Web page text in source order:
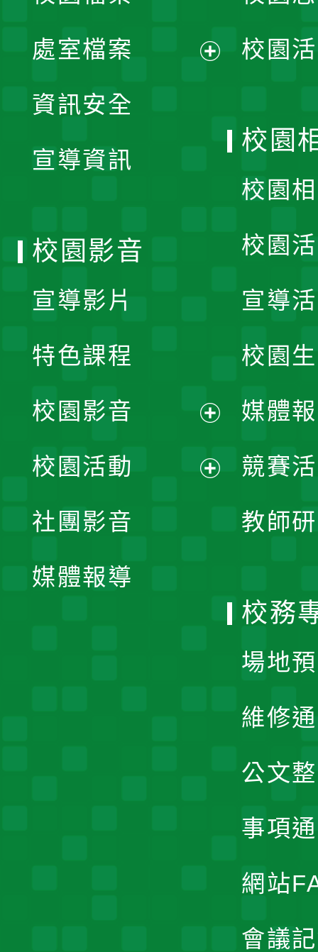
單
處室檔案
資訊安全
宣導資訊
校園
校園
校園
校園
宣導
校園
媒體
競賽
教師
校園影音
宣導影片
特色課程
校園影音
開
校園活動
社團影音
媒體報導
校務
場地
維修
公文
事項
網站
會議